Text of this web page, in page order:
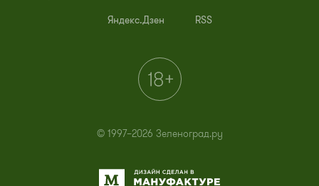
Яндекс.Дзен RSS
© 1997–2026 Зеленоград.ру